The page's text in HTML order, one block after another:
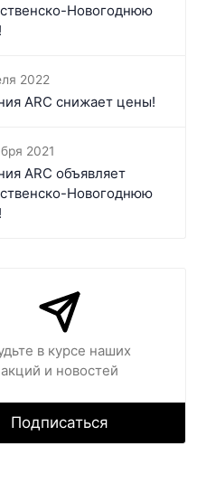
Новогоднюю
2022
ARC​ снижает цены!
2021
ARC объявляет
Новогоднюю
в курсе наших
акций и новостей
Подписаться